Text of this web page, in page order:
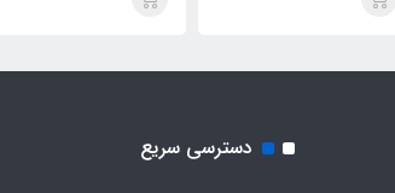
دسترسی سریع